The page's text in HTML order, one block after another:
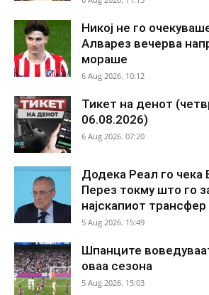
Никој не го
Алварез вечерва
мораше
6 Aug 2026. 10:12
Тикет на денот
06.08.2026)
6 Aug 2026. 07:20
Додека Реал го чека
Перез токму што го
најскапиот трансфер
5 Aug 2026. 15:49
Шпанците
оваа сезона
5 Aug 2026. 15:03